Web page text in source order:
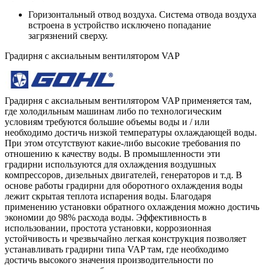
Горизонтальный отвод воздуха. Система отвода воздуха
встроена в устройство исключено попадание
зaгрязнений сверху.
Градирня с аксиальным вентилятором VAP
Градирня с аксиальным вентилятором VAP применяется там,
где холодильным машинам либо по технологическим
условиям требуются большие объемы воды и / или
необходимо достичь низкой температуры охлаждающей воды.
При этом отсутствуют какие-либо высокие требования по
отношению к качеству воды. В промышленности эти
грaдирни используются для охлaждения воздушных
компрессоров, дизельных двигателей, генераторов и т.д. В
основе работы градирни для оборотного охлаждения воды
лежит скрытая теплота испарения воды. Благодаря
применению установки обратного охлаждения можно достичь
экономии до 98% расхода воды. Эффективность в
использовании, простота установки, коррозионная
устойчивость и чрезвычайно легкая конструкция позволяет
устанавливать градирни типа VAP там, где необходимо
достичь высокого значения производительности по